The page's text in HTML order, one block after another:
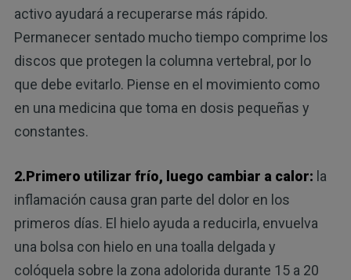
activo ayudará a recuperarse más rápido.
Permanecer sentado mucho tiempo comprime los
discos que protegen la columna vertebral, por lo
que debe evitarlo. Piense en el movimiento como
en una medicina que toma en dosis pequeñas y
constantes.
2.Primero utilizar frío, luego cambiar a calor: la
inflamación causa gran parte del dolor en los
primeros días. El hielo ayuda a reducirla, envuelva
una bolsa con hielo en una toalla delgada y
colóquela sobre la zona adolorida durante 15 a 20